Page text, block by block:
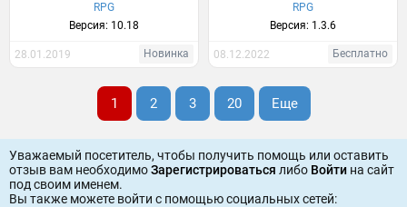
RPG
Версия: 10.18
28.01.2019 Новинка
RPG
Версия: 1.3.6
08.12.2022 Бесплатно
1 2 3 20 Еще
Уважаемый посетитель, чтобы получить помощь или оставить
отзыв вам необходимоЗарегистрироваться либо Войти на сайт
под своим именем.
Вы также можете войти c помощью социальных сетей: